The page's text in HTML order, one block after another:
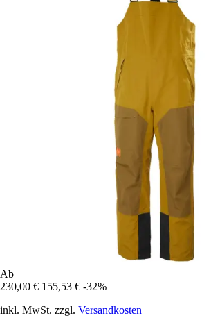
Ab
230,00 € 155,53 € -32%
inkl. MwSt. zzgl. Versandkosten